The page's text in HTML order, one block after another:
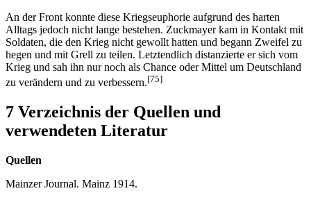
An der Front konnte diese Kriegseuphorie aufgrund des harten
Alltags jedoch nicht lange bestehen. Zuckmayer kam in Kontakt mit
Soldaten, die den Krieg nicht gewollt hatten und begann Zweifel zu
hegen und mit Grell zu teilen. Letztendlich distanzierte er sich vom
Krieg und sah ihn nur noch als Chance oder Mittel um Deutschland
zu verändern und zu verbessern.[75]
7 Verzeichnis der Quellen und
verwendeten Literatur
Quellen
Mainzer Journal. Mainz 1914.